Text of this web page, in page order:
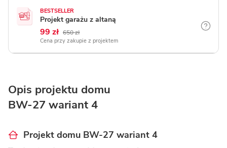
BESTSELLER
Projekt garażu z altaną
650 zł
99 zł
Cena przy zakupie z projektem
Opis projektu domu
BW-27 wariant 4
Projekt domu BW-27 wariant 4